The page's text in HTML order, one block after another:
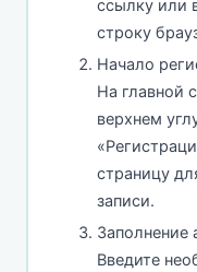
ссылку или
строку
Начало
На главной
верхнем
страницу
записи.
Заполнение
Введите